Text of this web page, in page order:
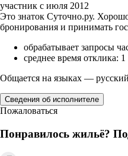
участник с июля 2012
Это знаток Суточно.ру.
бронирования и принимать
обрабатывает запросы
среднее время отклика: 1
Общается на языках —
Сведения об исполнителе
Пожаловаться
Понравилось жильё?